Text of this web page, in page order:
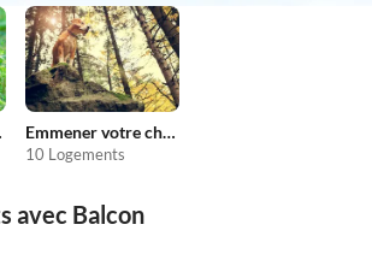
Emmener votre chien en vacances
10 Logements
avec Balcon